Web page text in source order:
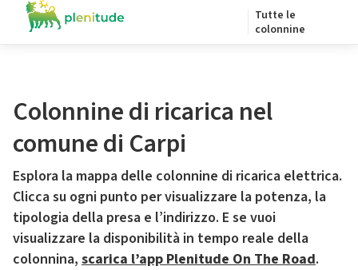
Tutte le
colonnine
Colonnine di ricarica nel
comune di Carpi
Esplora la mappa delle colonnine di ricarica elettrica.
Clicca su ogni punto per visualizzare la potenza, la
tipologia della presa e l’indirizzo. E se vuoi
visualizzare la disponibilità in tempo reale della
colonnina, scarica l’app Plenitude On The Road.